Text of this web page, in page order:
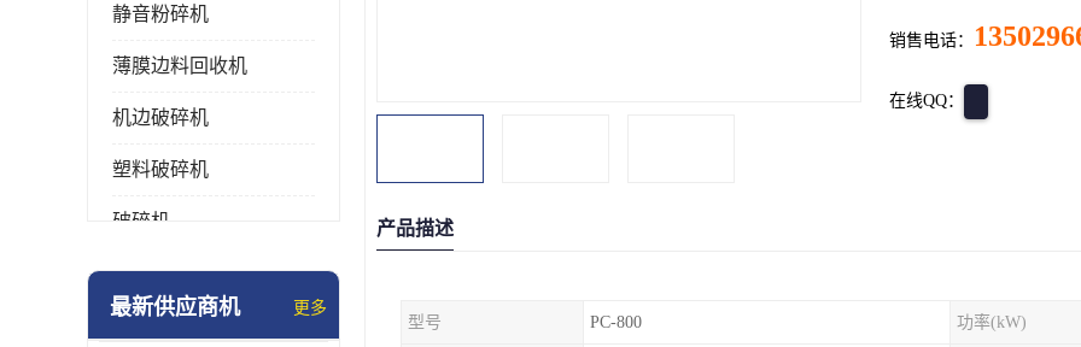
静音粉碎机
薄膜边料回收机
机边破碎机
塑料破碎机
破碎机
强力粉碎机
最新供应商机 更多
销售电话：
在线QQ：
产品描述
型号 PC-800 功率(kW)